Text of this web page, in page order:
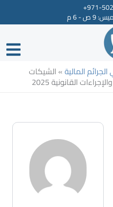
971-
ص - 6 م
المالية» الشيكات
القانونية 2025